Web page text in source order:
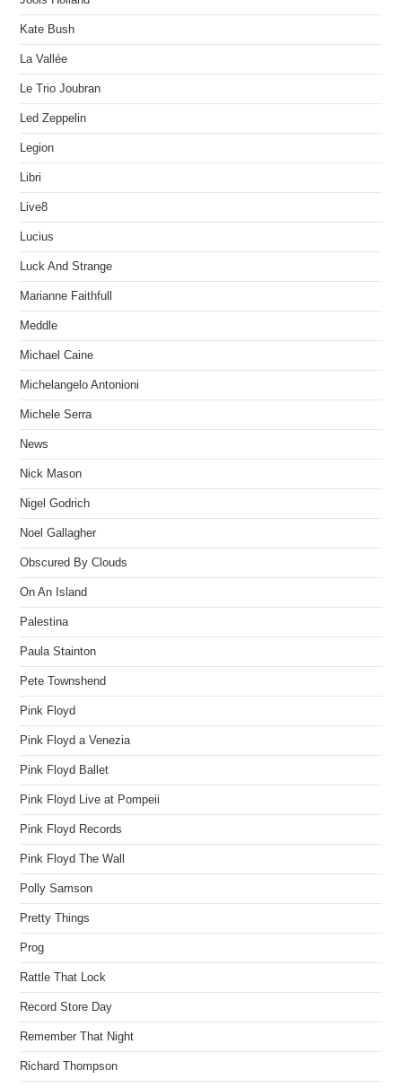
Kate Bush
La Vallée
Le Trio Joubran
Led Zeppelin
Legion
Libri
Live8
Lucius
Luck And Strange
Marianne Faithfull
Meddle
Michael Caine
Michelangelo Antonioni
Michele Serra
News
Nick Mason
Nigel Godrich
Noel Gallagher
Obscured By Clouds
On An Island
Palestina
Paula Stainton
Pete Townshend
Pink Floyd
Pink Floyd a Venezia
Pink Floyd Ballet
Pink Floyd Live at Pompeii
Pink Floyd Records
Pink Floyd The Wall
Polly Samson
Pretty Things
Prog
Rattle That Lock
Record Store Day
Remember That Night
Richard Thompson